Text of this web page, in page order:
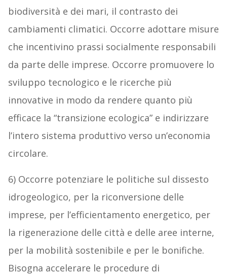
biodiversità e dei mari, il contrasto dei
cambiamenti climatici. Occorre adottare misure
che incentivino prassi socialmente responsabili
da parte delle imprese. Occorre promuovere lo
sviluppo tecnologico e le ricerche più
innovative in modo da rendere quanto più
efficace la “transizione ecologica” e indirizzare
l’intero sistema produttivo verso un’economia
circolare.
6) Occorre potenziare le politiche sul dissesto
idrogeologico, per la riconversione delle
imprese, per l’efficientamento energetico, per
la rigenerazione delle città e delle aree interne,
per la mobilità sostenibile e per le bonifiche.
Bisogna accelerare le procedure di